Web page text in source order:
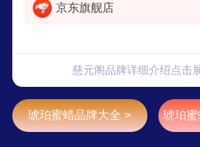
京东旗舰店
慈元阁品牌详细介绍点击
琥珀蜜蜡品牌大全 > 琥珀